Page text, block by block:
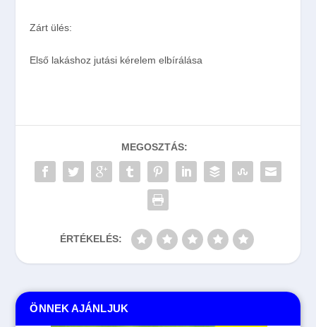
Zárt ülés:
Első lakáshoz jutási kérelem elbírálása
MEGOSZTÁS:
ÉRTÉKELÉS:
ÖNNEK AJÁNLJUK